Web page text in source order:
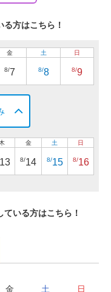
方はこちら！
金
8/7
土
8/8
日
8/9
金
8/14
土
8/15
日
8/16
いる方はこちら！
金 土 日